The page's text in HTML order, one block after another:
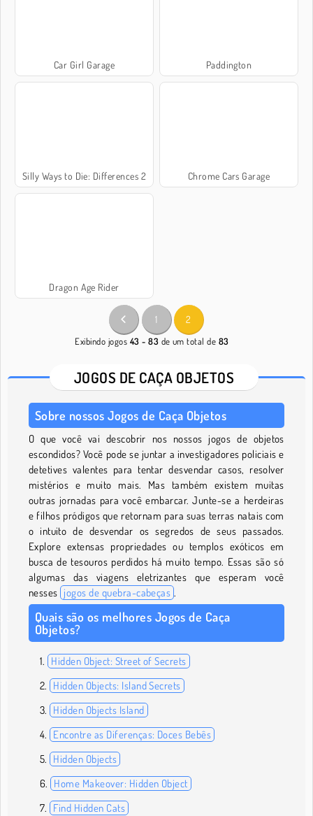
Car Girl Garage Paddington
Silly Ways to Die: Differences 2 Chrome Cars Garage
Dragon Age Rider
1 2
Exibindo jogos 43 - 83 de um total de 83
JOGOS DE CAÇA OBJETOS
Sobre nossos Jogos de Caça Objetos
O que você vai descobrir nos nossos jogos de objetos
escondidos? Você pode se juntar a investigadores policiais e
detetives valentes para tentar desvendar casos, resolver
mistérios e muito mais. Mas também existem muitas
outras jornadas para você embarcar. Junte-se a herdeiras
e filhos pródigos que retornam para suas terras natais com
o intuito de desvendar os segredos de seus passados.
Explore extensas propriedades ou templos exóticos em
busca de tesouros perdidos há muito tempo. Essas são só
algumas das viagens eletrizantes que esperam você
nesses jogos de quebra-cabeças .
Quais são os melhores Jogos de Caça
Objetos?
Hidden Object: Street of Secrets
Hidden Objects: Island Secrets
Hidden Objects Island
Encontre as Diferenças: Doces Bebês
Hidden Objects
Home Makeover: Hidden Object
Find Hidden Cats